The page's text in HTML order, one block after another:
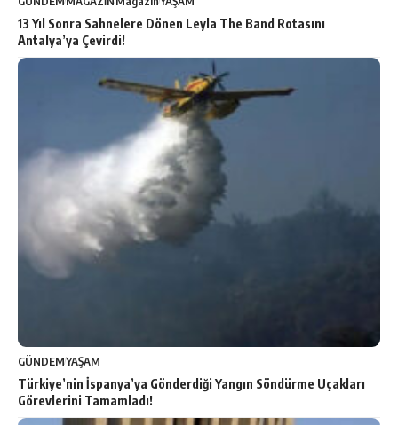
13 Yıl Sonra Sahnelere Dönen Leyla The Band Rotasını
Antalya’ya Çevirdi!
GÜNDEMYAŞAM
Türkiye’nin İspanya’ya Gönderdiği Yangın Söndürme Uçakları
Görevlerini Tamamladı!